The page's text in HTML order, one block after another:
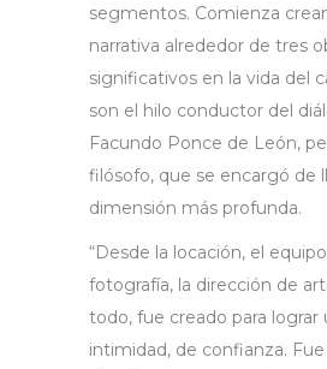
segmentos. Comienza
narrativa alrededor de tres
significativos en la vida del
son el hilo conductor del
Facundo Ponce de León,
filósofo, que se encargó de
dimensión más profunda.
“Desde la locación, el
fotografía, la dirección de
todo, fue creado para lograr
intimidad, de confianza.